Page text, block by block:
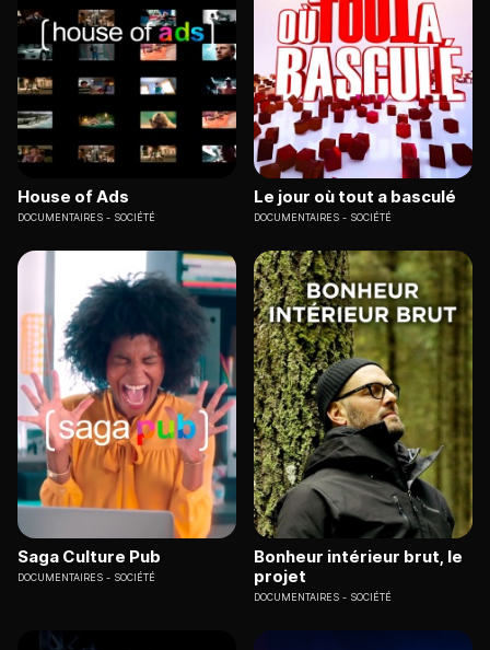
House of Ads
DOCUMENTAIRES SOCIÉTÉ
Le jour où tout a basculé
DOCUMENTAIRES SOCIÉTÉ
Saga Culture Pub
DOCUMENTAIRES SOCIÉTÉ
Bonheur intérieur brut, le
projet
DOCUMENTAIRES SOCIÉTÉ